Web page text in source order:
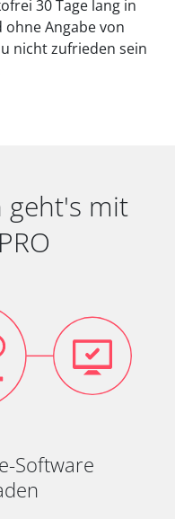
30 Tage lang in
Angabe von
nicht zufrieden sein
geht's mit
Software